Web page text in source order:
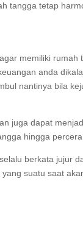
tangga tetap
memiliki
anda
nantinya bila
juga dapat
hingga
berkata jujur
suatu saat